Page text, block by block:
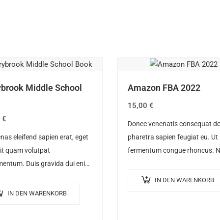
Middle School
€
eleifend sapien erat, eget
quam volutpat
Duis gravida dui enim,
volutpat venenatis.
IN DEN WARENKORB
Amazon FBA 2022
15,00 €
Donec venenatis consequat
pharetra sapien feugiat eu. Ut
fermentum congue rhoncus.
tincidunt vulputate quam.
IN DEN WARENKORB